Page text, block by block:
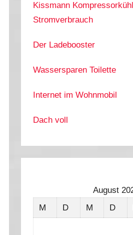
Kissmann
Stromverbrauch
Der Ladebooster
Wassersparen Toilette
Internet im Wohnmobil
Dach voll
August
M
D M D